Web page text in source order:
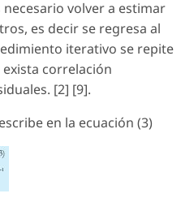
volver a estimar
es decir se regresa al
iterativo se repite
correlación
[2] [9].
en la ecuación (3)